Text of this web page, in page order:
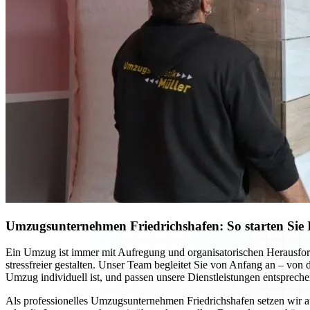
Umzugsunternehmen Friedrichshafen: So starten
Ein Umzug ist immer mit Aufregung und organisatorischen
stressfreier gestalten. Unser Team begleitet Sie von Anfang an –
Umzug individuell ist, und passen unsere Dienstleistungen
Als professionelles Umzugsunternehmen Friedrichshafen setzen